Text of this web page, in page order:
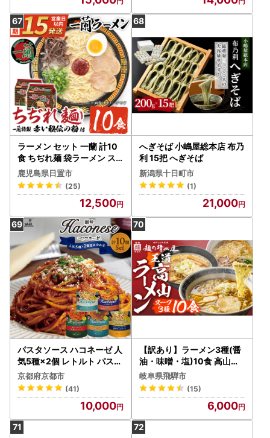
ラーメン セット 一蘭 計10
食 ちぢれ麺 袋ラーメン ス
ープ 1人暮らし
鹿児島県日置市
(25)
12,500
へぎそば 小嶋屋総本店 布乃
利 15把 へぎそば
新潟県十日町市
(1)
21,000
パスタソース ハコネーゼ 人
気5種×2個 レトルト パスタ
創味食品
京都府京都市
(41)
10,000
【訳あり】ラーメン3種(醤
油・味噌・塩)10食 高山ラ
ーメン 中華そば ご当地グル
メ お試しセット 常温保存
お手軽 簡易包装[AL021] 飛
岐阜県飛騨市
(15)
6,000